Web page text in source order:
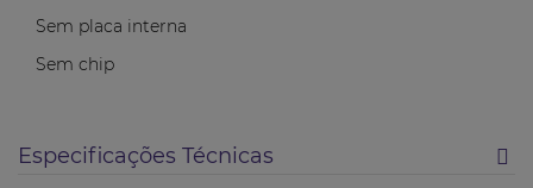
Sem placa interna
Sem chip
Especificações Técnicas